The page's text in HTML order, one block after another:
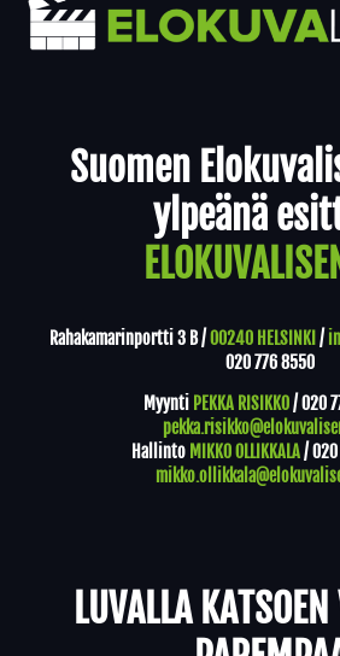
Suomen
ylpeänä
Rahakamarinportti 3 B /00240 HELSINKI /
020 776 8550
Myynti PEKKA RISIKKO/020
Hallinto MIKKO OLLIKKALA/020
LUVALLA